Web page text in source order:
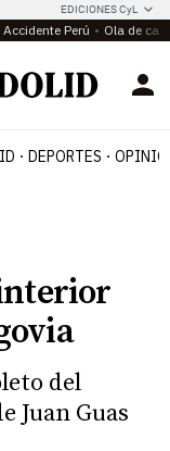
EDICIONES CyL
Accidente Perú Ola de
DEPORTES
del
Juan Guas